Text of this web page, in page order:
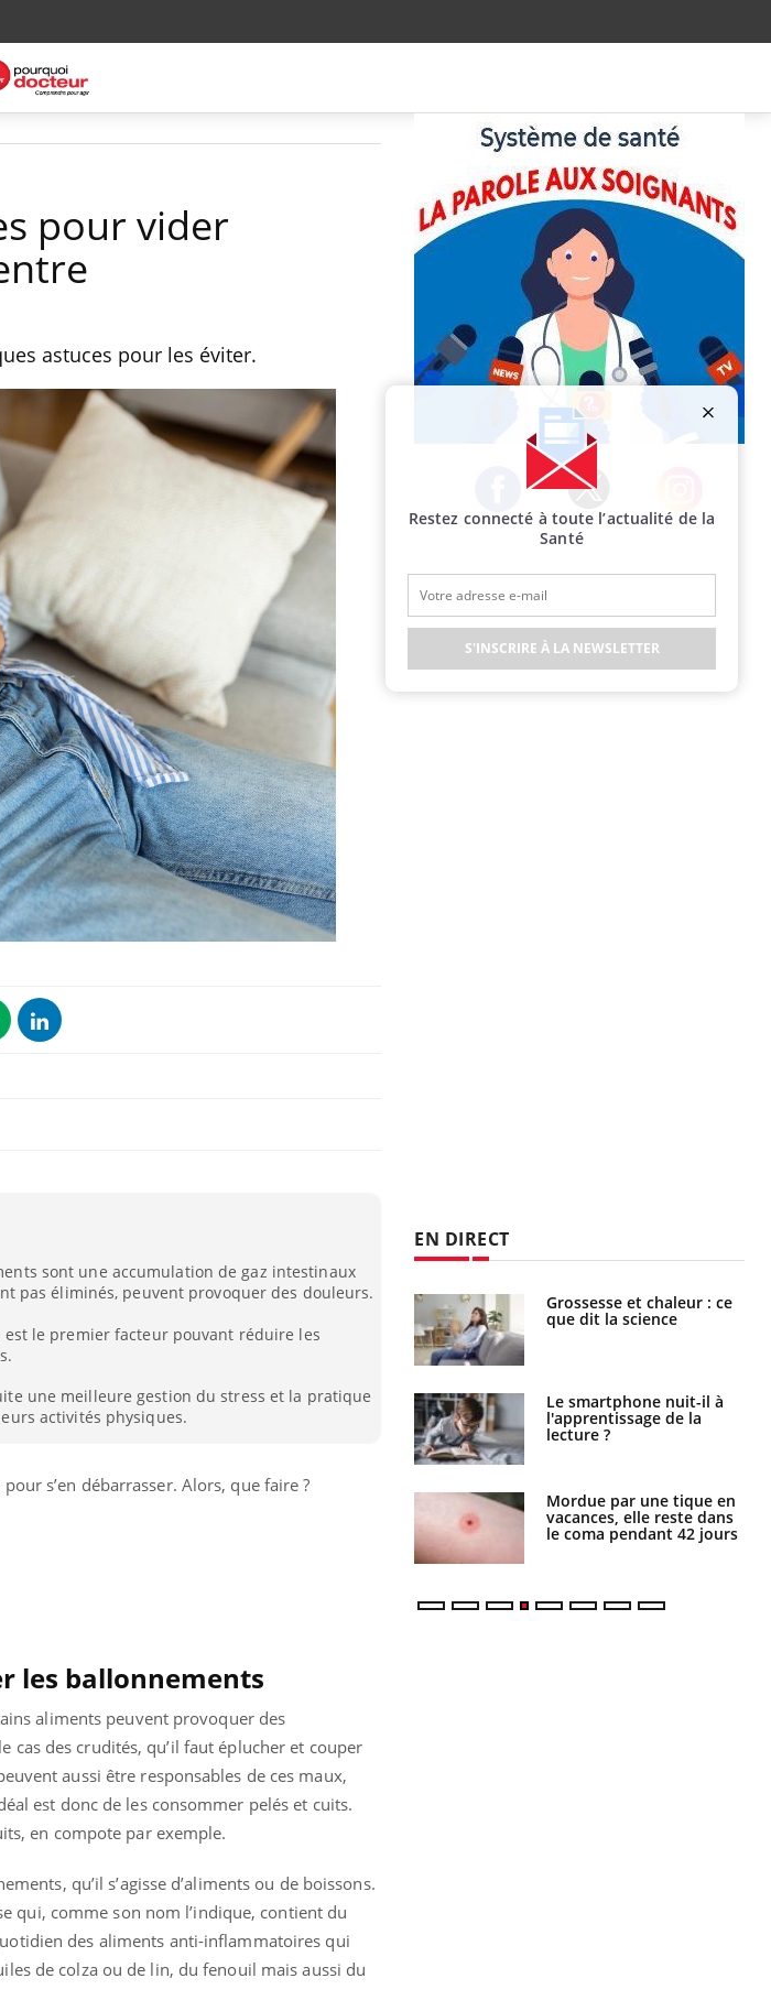
pour vider
astuces pour les éviter.
sont une accumulation de gaz intestinaux
pas éliminés, peuvent provoquer des douleurs.
est le premier facteur pouvant réduire les
une meilleure gestion du stress et la pratique
activités physiques.
s’en débarrasser. Alors, que faire ?
les ballonnements
aliments peuvent provoquer des
cas des crudités, qu’il faut éplucher et couper
aussi être responsables de ces maux,
est donc de les consommer pelés et cuits.
en compote par exemple.
qu’il s’agisse d’aliments ou de boissons.
qui, comme son nom l’indique, contient du
des aliments anti-inflammatoires qui
de colza ou de lin, du fenouil mais aussi du
Facebook Twitter Instagram
EN DIRECT
:
t-il ?
il
du
moins
Grossesse et chaleur : ce
que dit la science
Le smartphone nuit-il à
l'apprentissage de la
lecture ?
Mordue par une tique en
vacances, elle reste dans
le coma pendant 42 jours
Mordue par un
barracuda, une petite fille
secourue grâce à un
Légionellose en Suisse :
quelle est l’origine de la
contamination ?
Allergies alimentaires :
une nouvelle arme contre
les réactions sévères
Restez connecté à toute l’actualité de la
Santé
S'INSCRIRE À LA NEWSLETTER